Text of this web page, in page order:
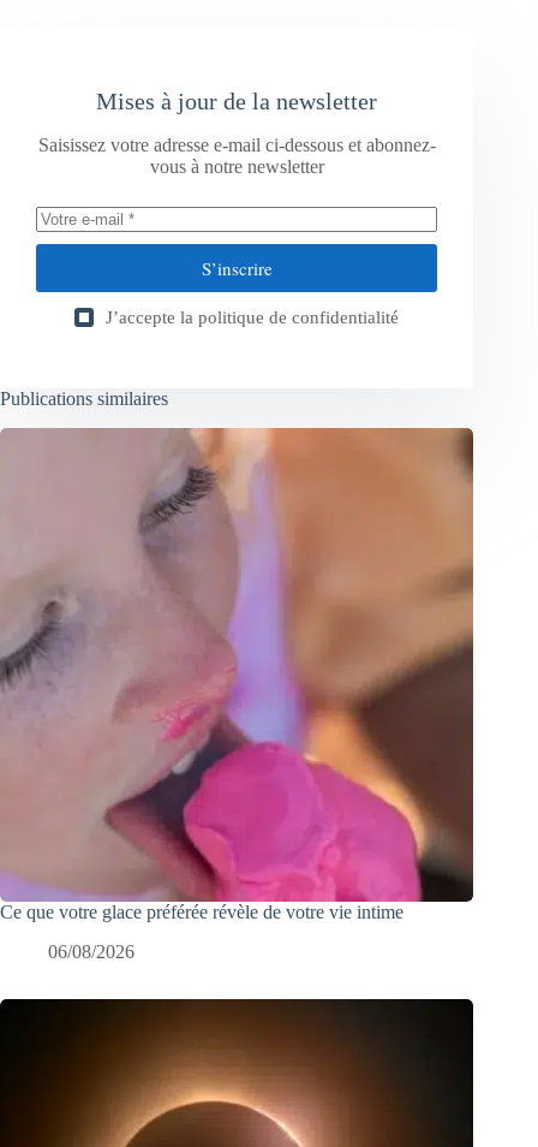
Mises à jour de la newsletter
Saisissez votre adresse e-mail ci-dessous et abonnez-
vous à notre newsletter
S’inscrire
J’accepte la politique de confidentialité
Publications similaires
Ce que votre glace préférée révèle de votre vie intime
06/08/2026